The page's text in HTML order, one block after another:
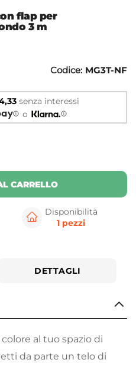
flap per
3 m
Codice: MG3T-NF
senza interessi
o
CARRELLO
Disponibilità
1 pezzi
DETTAGLI
al tuo spazio di
da parte un telo di